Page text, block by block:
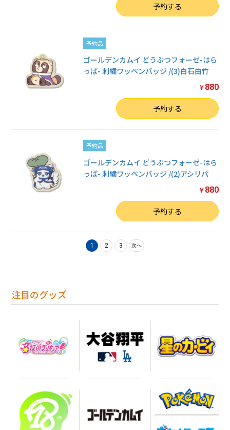
注目のグッズ
予約する
予約品
ゴールデンカムイ どうぶつフォーゼ-はら
っぱ- 刺繍ワッペンバッジ /(3)白石由竹
￥ 880
予約する
予約品
ゴールデンカムイ どうぶつフォーゼ-はら
っぱ- 刺繍ワッペンバッジ /(2)アシリパ
￥ 880
予約する
1 2 3 次へ